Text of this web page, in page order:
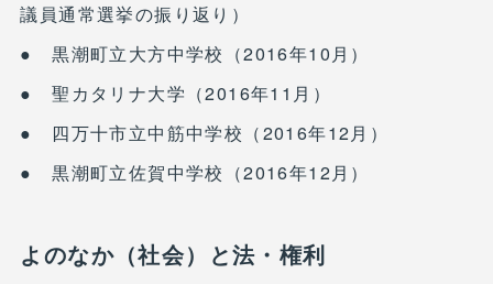
議員通常選挙の振り返り）
● 黒潮町立大方中学校（2016年10月）
● 聖カタリナ大学（2016年11月）
● 四万十市立中筋中学校（2016年12月）
● 黒潮町立佐賀中学校（2016年12月）
よのなか（社会）と法・権利